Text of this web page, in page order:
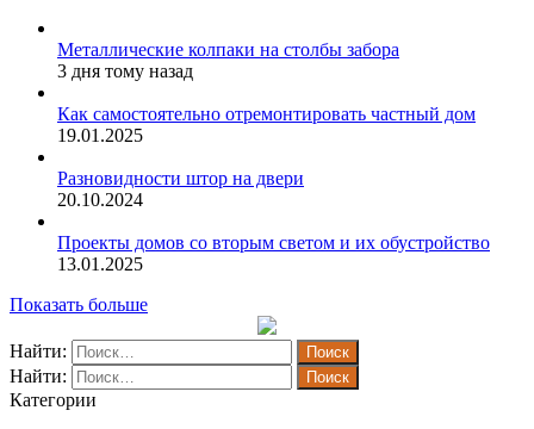
Металлические колпаки на столбы забора
3 дня тому назад
Как самостоятельно отремонтировать частный дом
19.01.2025
Разновидности штор на двери
20.10.2024
Проекты домов со вторым светом и их обустройство
13.01.2025
Показать больше
Найти:
Найти:
Категории